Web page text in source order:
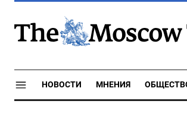
НОВОСТИ МНЕНИЯ